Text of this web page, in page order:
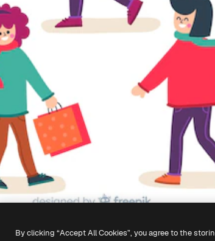
By clicking “Accept All Cookies”, you agree to the